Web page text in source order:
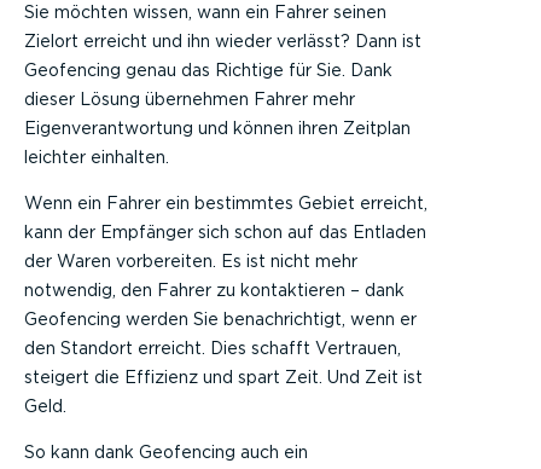
Sie möchten wissen, wann ein Fahrer seinen
Zielort erreicht und ihn wieder verlässt? Dann ist
Geofencing genau das Richtige für Sie. Dank
dieser Lösung übernehmen Fahrer mehr
Eigenverantwortung und können ihren Zeitplan
leichter einhalten.
Wenn ein Fahrer ein bestimmtes Gebiet erreicht,
kann der Empfänger sich schon auf das Entladen
der Waren vorbereiten. Es ist nicht mehr
notwendig, den Fahrer zu kontaktieren – dank
Geofencing werden Sie benachrichtigt, wenn er
den Standort erreicht. Dies schafft Vertrauen,
steigert die Effizienz und spart Zeit. Und Zeit ist
Geld.
So kann dank Geofencing auch ein